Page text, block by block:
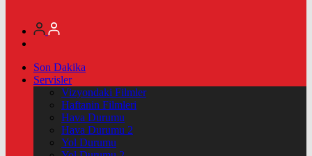
Son Dakika
Servisler
Vizyondaki Filmler
Haftanin Filmleri
Hava Durumu
Hava Durumu 2
Yol Durumu